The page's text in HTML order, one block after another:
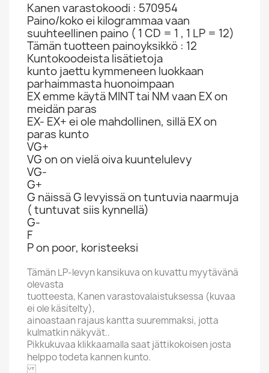
Kanen varastokoodi : 570954
Paino/koko ei kilogrammaa vaan
suuhteellinen paino ( 1 CD = 1 , 1 LP = 12)
Tämän tuotteen painoyksikkö : 12
Kuntokoodeista lisätietoja
kunto jaettu kymmeneen luokkaan
parhaimmasta huonoimpaan
EX emme käytä MINT tai NM vaan EX on
meidän paras
EX- EX+ ei ole mahdollinen, sillä EX on
paras kunto
VG+
VG on on vielä oiva kuuntelulevy
VG-
G+
G näissä G levyissä on tuntuvia naarmuja
( tuntuvat siis kynnellä)
G-
F
P on poor, koristeeksi
Tämän LP-levyn kansikuva on kuvattu myytävänä
olevasta
tuotteesta, Kanen varastovalaistuksessa (kuvaa
ei ole käsitelty),
ainoastaan rajaus kantta suuremmaksi, jotta
kulmatkin näkyvät..
Pikkukuvaa klikkaamalla saat jättikokoisen josta
helppo todeta kannen kunto.